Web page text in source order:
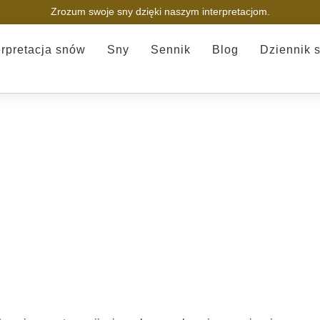
Zrozum swoje sny dzięki naszym interpretacjom.
snów Sny Sennik Blog Dziennik